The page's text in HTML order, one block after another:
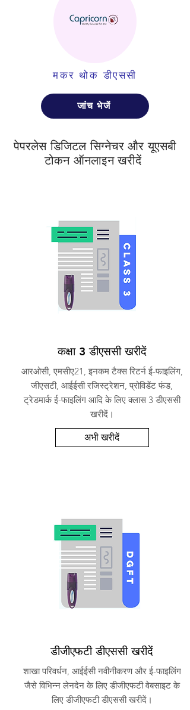
मकर थोक डीएससी
जांच भेजें
पेपरलेस डिजिटल सिग्नेचर और यूएसबी
टोकन ऑनलाइन खरीदें
कक्षा 3 डीएससी खरीदें
आरओसी, एमसीए21, इनकम टैक्स रिटर्न ई-फाइलिंग,
जीएसटी, आईईसी रजिस्ट्रेशन, प्रोविडेंट फंड,
ट्रेडमार्क ई-फाइलिंग आदि के लिए क्लास 3 डीएससी
खरीदें।
अभी खरीदें
डीजीएफटी डीएससी खरीदें
शाखा परिवर्धन, आईईसी नवीनीकरण और ई-फाइलिंग
जैसे विभिन्न लेनदेन के लिए डीजीएफटी वेबसाइट के
लिए डीजीएफटी डीएससी खरीदें।